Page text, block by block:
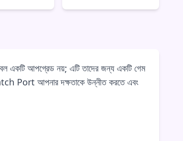
আপগ্রেড নয়; এটি তাদের জন্য একটি গেম
Port আপনার দক্ষতাকে উন্নীত করতে এবং